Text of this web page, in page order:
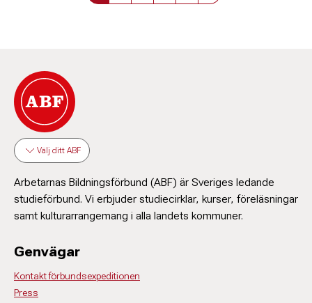
Välj ditt ABF
Arbetarnas Bildningsförbund (ABF) är Sveriges ledande
studieförbund. Vi erbjuder studiecirklar, kurser, föreläsningar
samt kulturarrangemang i alla landets kommuner.
Genvägar
Kontakt förbundsexpeditionen
Press